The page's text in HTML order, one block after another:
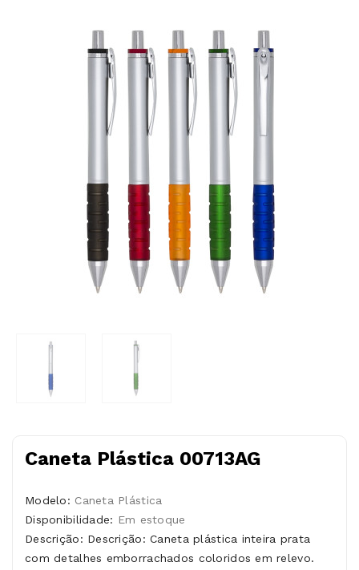
Caneta Plástica 00713AG
Modelo: Caneta Plástica
Disponibilidade: Em estoque
Descrição: Descrição: Caneta plástica inteira prata
com detalhes emborrachados coloridos em relevo.